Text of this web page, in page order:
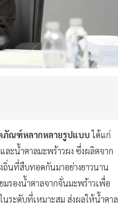
ภัณฑ์หลากหลายรูปแบบได้แก่
ะน้ำตาลมะพร้าวผง ซึ่งผลิตจาก
นที่สืบทอดกันมาอย่างยาวนาน
รองน้ำตาลจากจั่นมะพร้าวเพื่อ
นระดับที่เหมาะสม ส่งผลให้น้ำตาล